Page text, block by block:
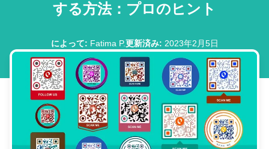
する方法：プロのヒント
によって: Fatima P.更新済み: 2023年2月5日